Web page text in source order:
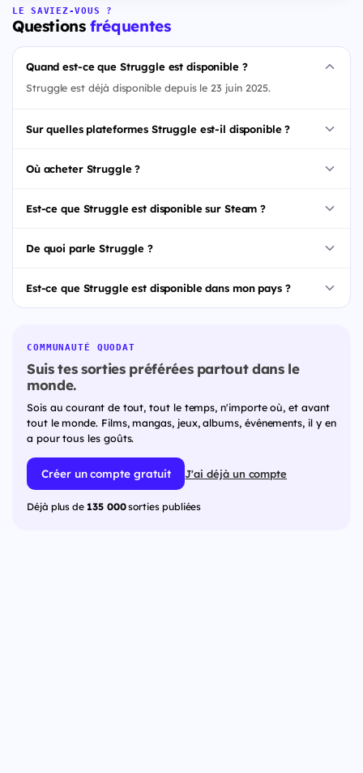
LE SAVIEZ-VOUS ?
Questionsfréquentes
Quand est-ce que Struggle est disponible ?
Struggle est déjà disponible depuis le 23 juin 2025.
Sur quelles plateformes Struggle est-il disponible ?
Où acheter Struggle ?
Est-ce que Struggle est disponible sur Steam ?
De quoi parle Struggle ?
Est-ce que Struggle est disponible dans mon pays ?
COMMUNAUTÉ QUODAT
Suis tes sorties préférées partout dans le
monde.
Sois au courant de tout, tout le temps, n'importe où, et avant
tout le monde. Films, mangas, jeux, albums, événements, il y en
a pour tous les goûts.
Créer un compte gratuit J'ai déjà un compte
Déjà plus de 135 000sorties publiées